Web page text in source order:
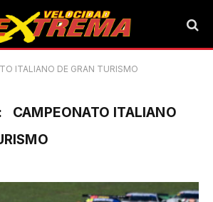
ITALIANO DE GRAN TURISMO
CAMPEONATO ITALIANO